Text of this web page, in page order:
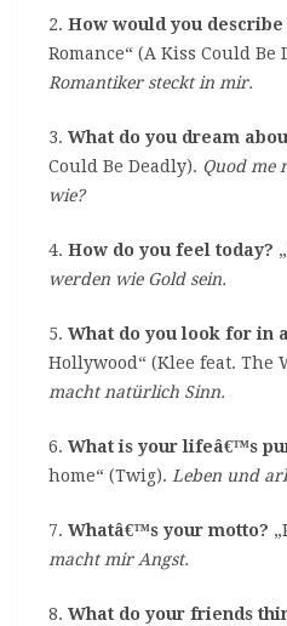
2. How would you
Romance“ (A Kiss Could Be
Romantiker steckt in mir.
3. What do you dream
Could Be Deadly). Quod me
wie?
4. How do you feel today?
werden wie Gold sein.
5. What do you look for in
Hollywood“ (Klee feat. The
macht natürlich Sinn.
6. What is your lifeâ€™s
home“ (Twig). Leben und
7. Whatâ€™s your motto?
macht mir Angst.
8. What do your friends